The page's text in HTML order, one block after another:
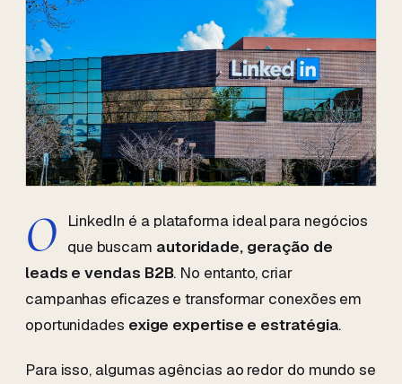
O
LinkedIn é a plataforma ideal para negócios
que buscam autoridade, geração de
leads e vendas B2B. No entanto, criar
campanhas eficazes e transformar conexões em
oportunidades exige expertise e estratégia.
Para isso, algumas agências ao redor do mundo se